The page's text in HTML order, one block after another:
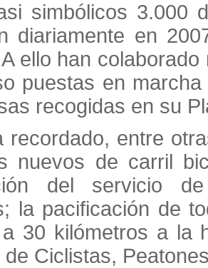
simbólicos 3.000
diariamente en
ello han
puestas en
recogidas en su
recordado, entre
nuevos de carril
del servicio
la pacificación de
a 30 kilómetros a la
de Ciclistas,